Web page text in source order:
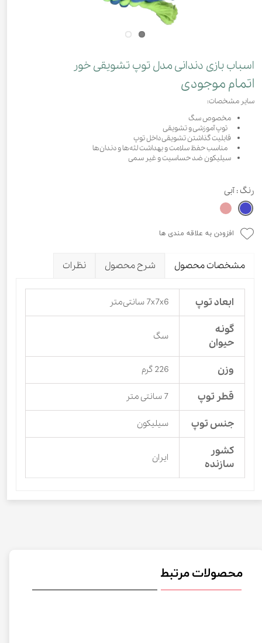
اسباب بازی دندانی مدل توپ تشویقی خور
اتمام موجودی
سایر مشخصات:
مخصوص سگ
توپ آموزشی و تشویقی
قابلیت گذاشتن تشویقی داخل توپ
مناسب حفظ سلامت و بهداشت لثه‌ها و دندان‌ها
سیلیکون ضد حساسیت و غیر سمی
رنگ : آبی
افزودن به علاقه مندی ها
مشخصات محصول شرح محصول نظرات
ابعاد توپ 7x7x6 سانتی‌متر
گونه
حیوان
سگ
وزن 226 گرم
قطر توپ 7 سانتی متر
جنس توپ سیلیکون
کشور
سازنده
ایران
محصولات مرتبط